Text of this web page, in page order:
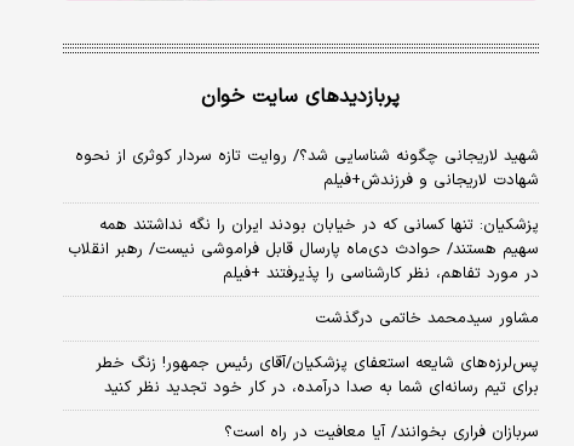
پربازدیدهای سایت خوان
شهید لاریجانی چگونه شناسایی شد؟/ روایت تازه سردار کوثری از نحوه
شهادت لاریجانی و فرزندش+فیلم
پزشکیان: تنها کسانی که در خیابان بودند ایران را نگه نداشتند همه
سهیم هستند/ حوادث دی‌ماه پارسال قابل فراموشی نیست/ رهبر انقلاب
در مورد تفاهم، نظر کارشناسی را پذیرفتند +فیلم
مشاور سیدمحمد خاتمی درگذشت
پس‌لرزه‌های شایعه استعفای پزشکیان/آقای رئیس جمهور! زنگ خطر
برای تیم رسانه‌ای شما به صدا درآمده، در کار خود تجدید نظر کنید
سربازان فراری بخوانند/ آیا معافیت در راه است؟